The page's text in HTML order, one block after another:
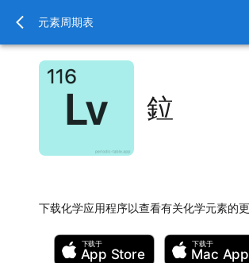
元素周期表
鉝
下载化学应用程序以查看有关化学元素的
下载于
App Store
下载于
Mac